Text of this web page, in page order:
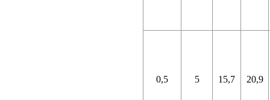
0,5 5 15,7 20,9